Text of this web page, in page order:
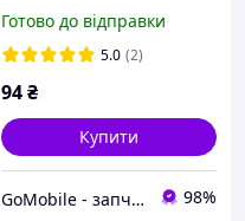
Готово до відправки
5.0 (2)
94₴
Купити
GoMobile - запчасти для мобильных телефонов и планшетов. 98%